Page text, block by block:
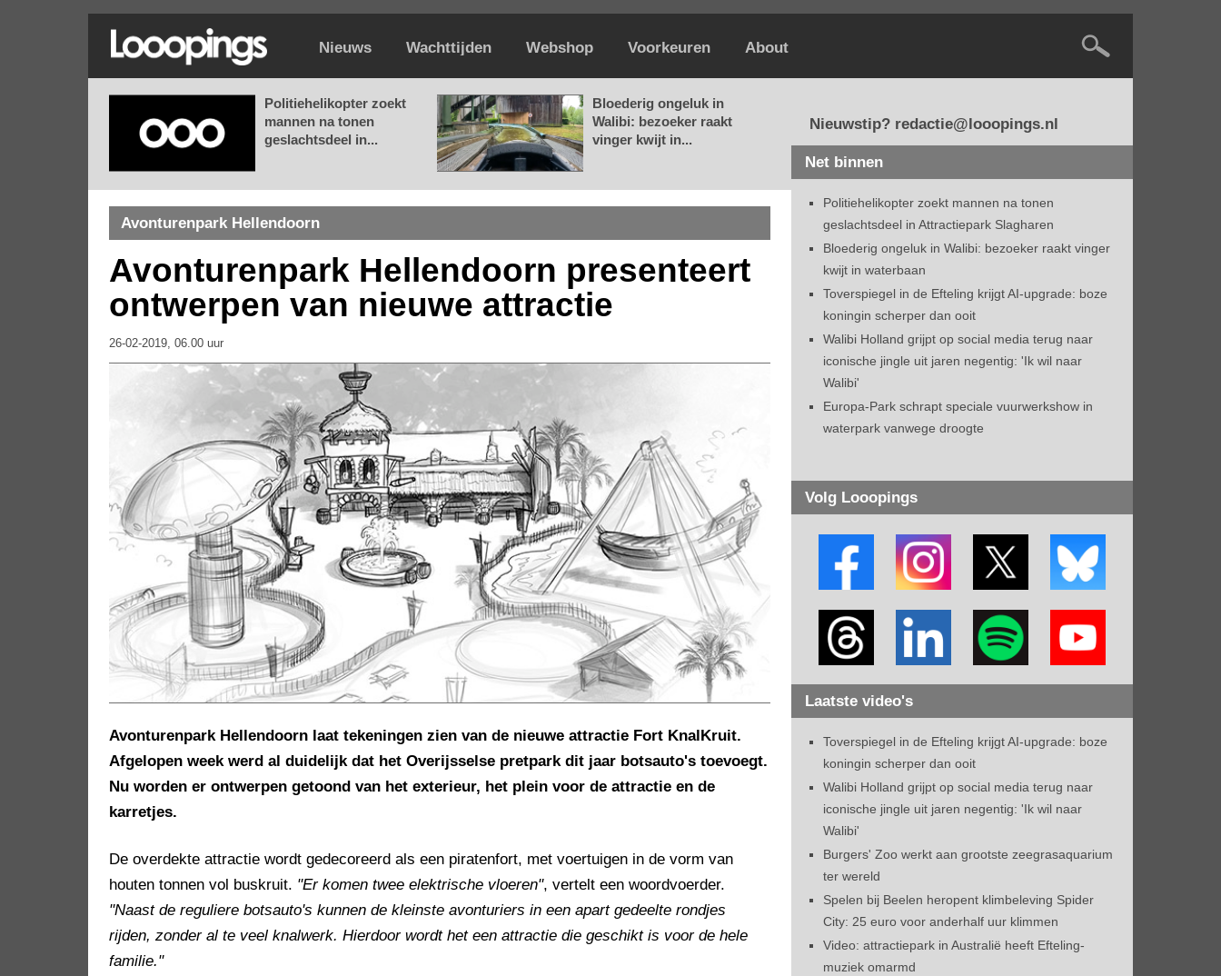
Nieuws Wachttijden Webshop Voorkeuren About
Politiehelikopter zoekt
mannen na tonen
geslachtsdeel in...
Bloederig ongeluk in
Walibi: bezoeker raakt
vinger kwijt in...
Avonturenpark Hellendoorn
Avonturenpark Hellendoorn presenteert
ontwerpen van nieuwe attractie
26-02-2019, 06.00 uur
Avonturenpark Hellendoorn laat tekeningen zien van de nieuwe attractie Fort KnalKruit.
Afgelopen week werd al duidelijk dat het Overijsselse pretpark dit jaar botsauto's toevoegt.
Nu worden er ontwerpen getoond van het exterieur, het plein voor de attractie en de
karretjes.
De overdekte attractie wordt gedecoreerd als een piratenfort, met voertuigen in de vorm van
houten tonnen vol buskruit. "Er komen twee elektrische vloeren", vertelt een woordvoerder.
"Naast de reguliere botsauto's kunnen de kleinste avonturiers in een apart gedeelte rondjes
rijden, zonder al te veel knalwerk. Hierdoor wordt het een attractie die geschikt is voor de hele
familie."
Nieuwstip? redactie@looopings.nl
Net binnen
Politiehelikopter zoekt mannen na tonen
geslachtsdeel in Attractiepark Slagharen
Bloederig ongeluk in Walibi: bezoeker raakt vinger
kwijt in waterbaan
Toverspiegel in de Efteling krijgt AI-upgrade: boze
koningin scherper dan ooit
Walibi Holland grijpt op social media terug naar
iconische jingle uit jaren negentig: 'Ik wil naar
Walibi'
Europa-Park schrapt speciale vuurwerkshow in
waterpark vanwege droogte
Volg Looopings
Laatste video's
Toverspiegel in de Efteling krijgt AI-upgrade: boze
koningin scherper dan ooit
Walibi Holland grijpt op social media terug naar
iconische jingle uit jaren negentig: 'Ik wil naar
Walibi'
Burgers' Zoo werkt aan grootste zeegrasaquarium
ter wereld
Spelen bij Beelen heropent klimbeleving Spider
City: 25 euro voor anderhalf uur klimmen
Video: attractiepark in Australië heeft Efteling-
muziek omarmd